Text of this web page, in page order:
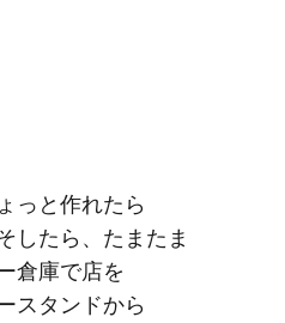
っと​作れたら​
したら、​たまたま​
倉庫で​店を​
スタンドから​